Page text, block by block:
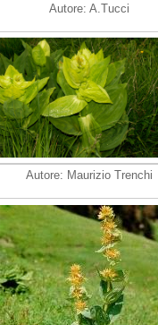
Autore: A.Tucci
Autore: Maurizio Trenchi